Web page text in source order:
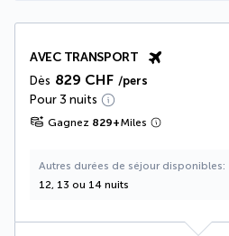
AVEC TRANSPORT
Dès 829 CHF /pers
Pour 3 nuits
Gagnez 829+Miles
Autres durées de séjour disponibles
12, 13 ou 14 nuits